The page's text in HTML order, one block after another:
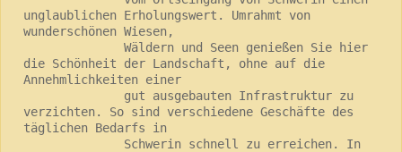
unglaublichen Erholungswert. Umrahmt von
wunderschönen Wiesen,
die Schönheit der Landschaft, ohne auf die
Annehmlichkeiten einer
verzichten. So sind verschiedene Geschäfte des
täglichen Bedarfs in